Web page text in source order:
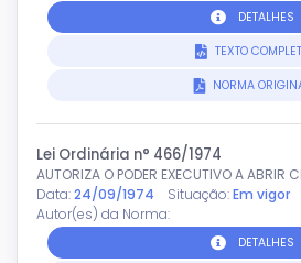
DETALHES
TEXTO
NORMA
Lei Ordinária n° 466/1974
AUTORIZA O PODER EXECUTIVO A ABRIR
Data:24/09/1974 Situação: Em vigor
Autor(es) da Norma:
DETALHES